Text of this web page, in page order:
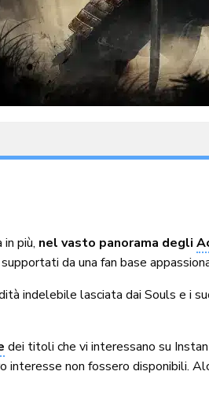
più, nel vasto panorama degli
da una fan base
indelebile lasciata dai Souls e i
dei titoli che vi interessano su
interesse non fossero disponibili.